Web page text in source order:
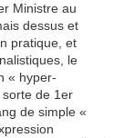
Ministre au
dessus et
pratique, et
le
« hyper-
de 1er
de simple «